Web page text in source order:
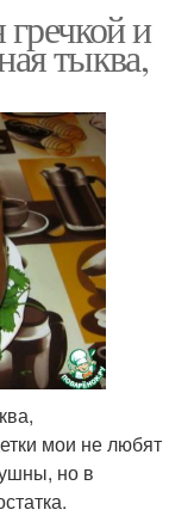
и
тыква,
мои не любят
но в